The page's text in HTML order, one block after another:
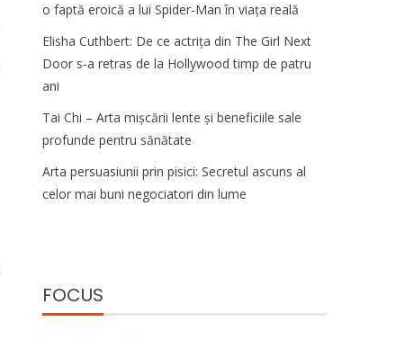
o faptă eroică a lui Spider-Man în viața reală
Elisha Cuthbert: De ce actrița din The Girl Next
Door s‑a retras de la Hollywood timp de patru
ani
Tai Chi – Arta mișcării lente și beneficiile sale
profunde pentru sănătate
Arta persuasiunii prin pisici: Secretul ascuns al
celor mai buni negociatori din lume
FOCUS